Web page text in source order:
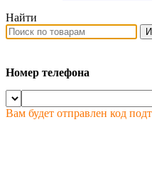
Найти
Номер телефона
Вам будет отправлен код